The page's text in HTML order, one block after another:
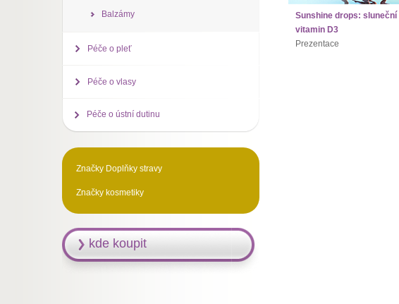
Sunshine drops: sluneční
vitamin D3
Prezentace
Balzámy
Péče o pleť
Péče o vlasy
Péče o ústní dutinu
Značky Doplňky stravy
Značky kosmetiky
kde koupit